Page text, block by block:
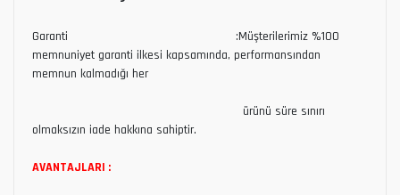
Garanti :Müşterilerimiz %100
memnuniyet garanti ilkesi kapsamında, performansından
memnun kalmadığı her
ürünü süre sınırı
olmaksızın iade hakkına sahiptir.
AVANTAJLARI :